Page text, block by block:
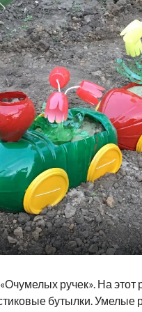
ручек». На
бутылки. Умелые